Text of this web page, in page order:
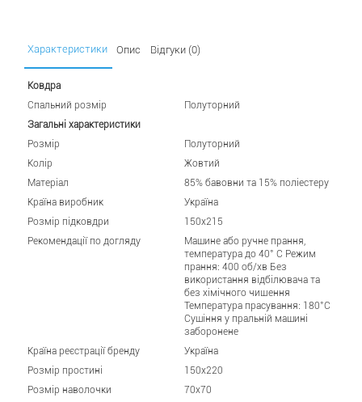
Характеристики Опис Відгуки (0)
Ковдра
Спальний розмір
Полуторний
Загальні характеристики
Розмір
Полуторний
Колір
Жовтий
Матеріал
85% бавовни та 15% поліестеру
Країна виробник
Україна
Розмір підковдри
150x215
Рекомендації по догляду
Машине або ручне прання,
температура до 40° C Режим
прання: 400 об/хв Без
використання відбілювача та
без хімічного чищення
Температура прасування: 180°C
Сушіння у пральній машині
заборонене
Країна реєстрації бренду
Україна
Розмір простині
150x220
Розмір наволочки
70x70